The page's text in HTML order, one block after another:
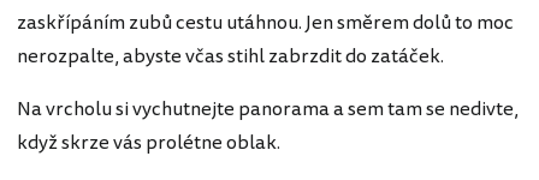
zaskřípáním zubů cestu utáhnou. Jen směrem dolů to moc
nerozpalte, abyste včas stihl zabrzdit do zatáček.
Na vrcholu si vychutnejte panorama a sem tam se nedivte,
když skrze vás prolétne oblak.